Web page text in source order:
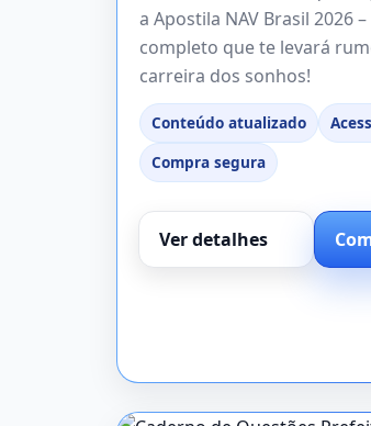
a Apostila NAV Brasil 2026
completo que te levará
carreira dos sonhos!
Conteúdo atualizado
Compra segura
Ver detalhes